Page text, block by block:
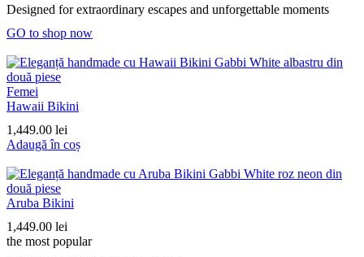
Designed for extraordinary escapes and unforgettable moments
GO to shop now
Femei
Hawaii Bikini
1,449.00 lei
Adaugă în coș
Aruba Bikini
1,449.00 lei
the most popular